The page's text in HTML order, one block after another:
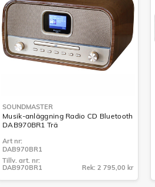
SOUNDMASTER
Musik-anläggning Radio CD Bluetooth
DAB970BR1 Trä
Art nr:
DAB970BR1
DAB970BR1
Tillv. art. nr:
DAB970BR1
Rek: 2 795,00 kr